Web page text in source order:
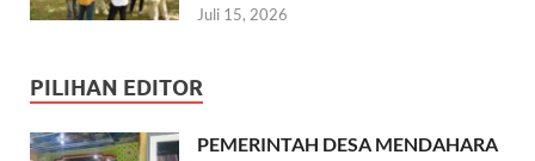
Juli 15, 2026
PILIHAN EDITOR
PEMERINTAH DESA MENDAHARA